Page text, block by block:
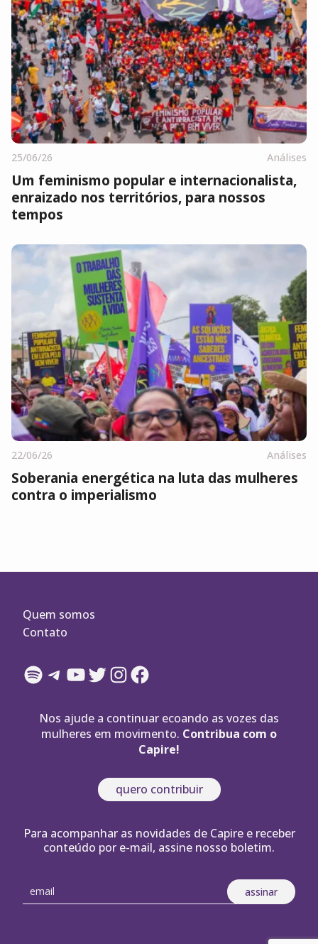
25/06/26 Análises
Um feminismo popular e internacionalista,
enraizado nos territórios, para nossos
tempos
22/06/26 Análises
Soberania energética na luta das mulheres
contra o imperialismo
Quem somos
Contato
Spotify
Telegram
YouTube
Twitter
Instagram
Facebook
Nos ajude a continuar ecoando as vozes das
mulheres em movimento. Contribua com o
Capire!
quero contribuir
Para acompanhar as novidades de Capire e receber
conteúdo por e-mail, assine nosso boletim.